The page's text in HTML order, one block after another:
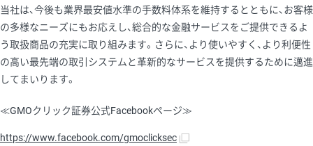
当社は、今後も業界最安値水準の手数料体系を維持するとともに、お客様
の多様なニーズにもお応えし、総合的な金融サービスをご提供できるよ
う取扱商品の充実に取り組みます。さらに、より使いやすく、より利便性
の高い最先端の取引システムと革新的なサービスを提供するために邁進
してまいります。
≪GMOクリック証券公式Facebookページ≫
https://www.facebook.com/gmoclicksec